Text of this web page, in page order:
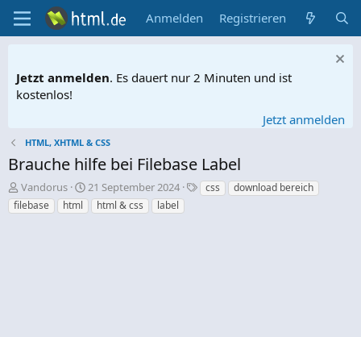
Anmelden Registrieren
Jetzt anmelden. Es dauert nur 2 Minuten und ist
kostenlos!
Jetzt anmelden
HTML, XHTML & CSS
Brauche hilfe bei Filebase Label
E
r
s
Vandorus
E
r
s
21 September 2024
S
c
css
download bereich
filebase
html html & css label